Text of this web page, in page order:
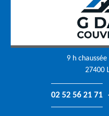
9 h
27400
02 52 56 21 71